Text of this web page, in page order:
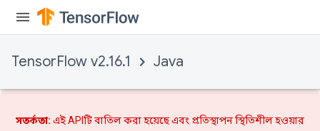
TensorFlow v2.16.1 Java
সতর্কতা: এই APIটি বাতিল করা হয়েছে এবং প্রতিস্থাপনস্থিতিশীল হওয়ার